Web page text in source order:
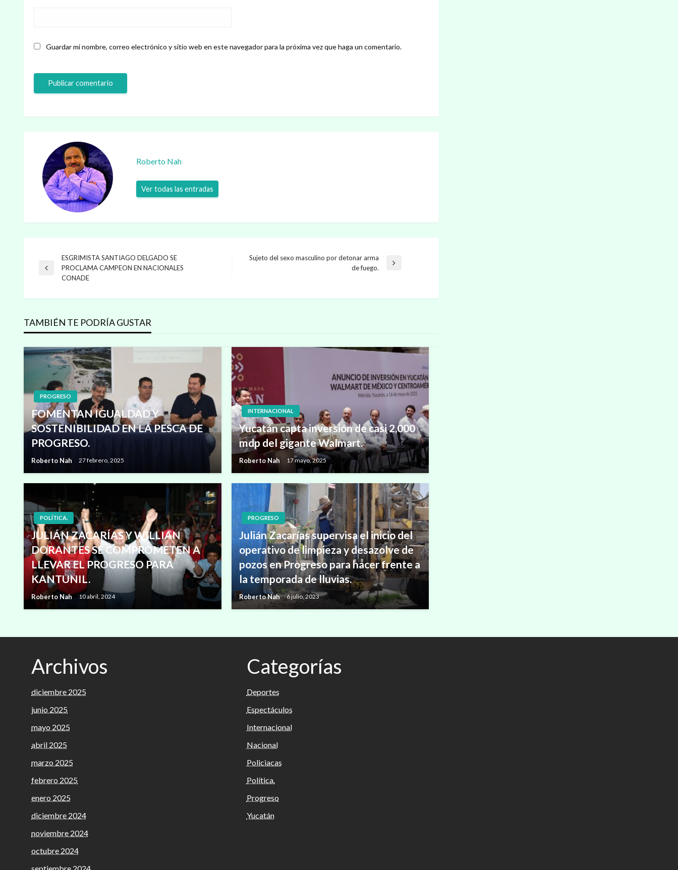
Guardar mi nombre, correo electrónico y sitio web en este navegador para la próxima vez que haga un comentario.
Roberto Nah
Ver todas las entradas
Navegación
de
entradas
Entrada
ESGRIMISTA SANTIAGO DELGADO SE
PROCLAMA CAMPEON EN NACIONALES
CONADE
Sujeto del sexo masculino por detonar arma
de fuego.
TAMBIÉN TE PODRÍA GUSTAR
PROGRESO
FOMENTAN IGUALDAD Y
SOSTENIBILIDAD EN LA PESCA DE
PROGRESO.
Roberto Nah 27 febrero, 2025
INTERNACIONAL
Yucatán capta inversión de casi 2,000
mdp del gigante Walmart.
Roberto Nah 17 mayo, 2025
POLÍTICA.
JULIÁN ZACARÍAS Y WILLIAN
DORANTES SE COMPROMETEN A
LLEVAR EL PROGRESO PARA
KANTUNIL.
Roberto Nah 10 abril, 2024
PROGRESO
Julián Zacarías supervisa el inicio del
operativo de limpieza y desazolve de
pozos en Progreso para hacer frente a
la temporada de lluvias.
Roberto Nah 6 julio, 2023
Archivos
diciembre 2025
junio 2025
mayo 2025
abril 2025
marzo 2025
febrero 2025
enero 2025
diciembre 2024
noviembre 2024
octubre 2024
Categorías
Deportes
Espectáculos
Internacional
Nacional
Policiacas
Política.
Progreso
Yucatán